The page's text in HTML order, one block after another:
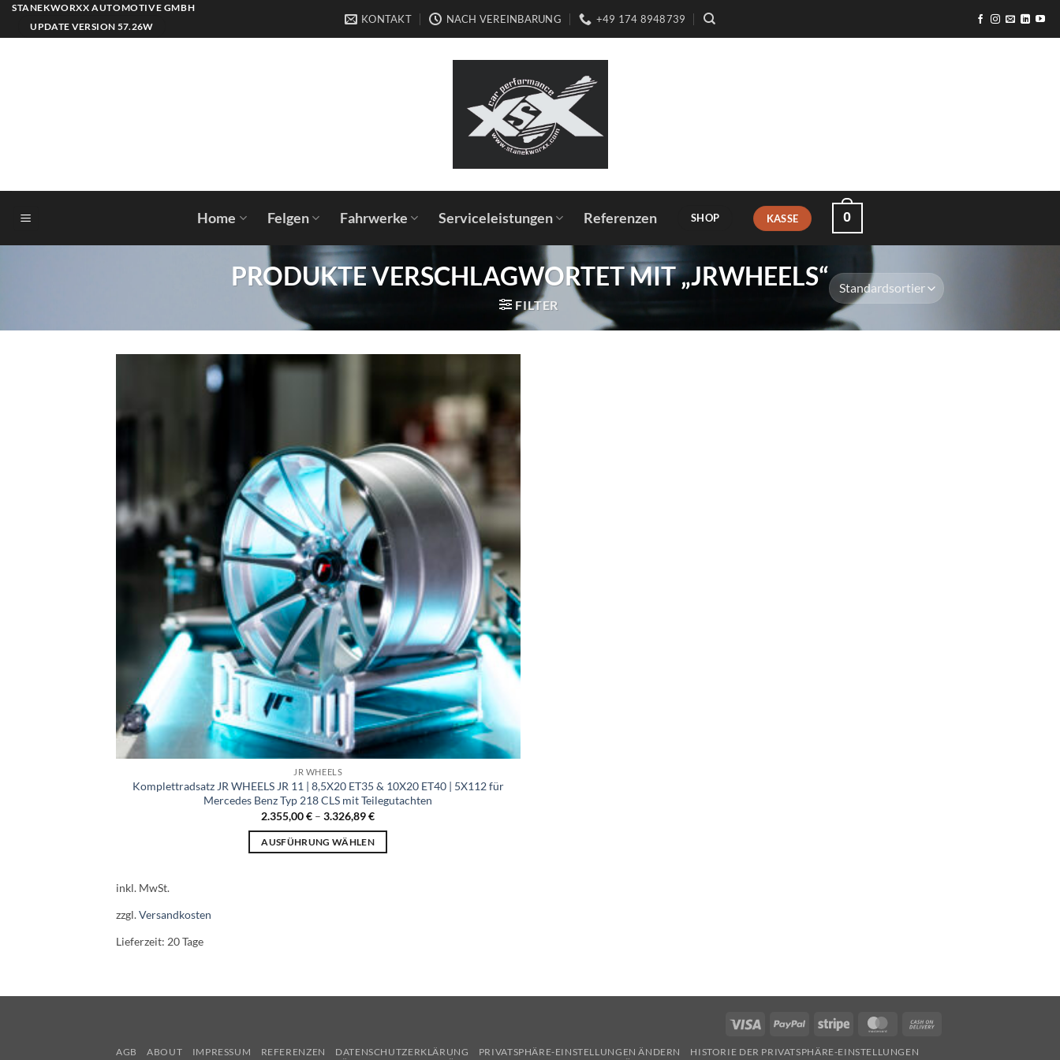
Zum
Inhalt
STANEKWORXX AUTOMOTIVE GMBH
UPDATE VERSION 57.26W
KONTAKT NACH VEREINBARUNG +49 174 8948739
Home Felgen Fahrwerke Serviceleistungen Referenzen SHOP KASSE 0
PRODUKTE VERSCHLAGWORTET MIT „JRWHEELS“
FILTER
JR WHEELS
Komplettradsatz JR WHEELS JR 11 | 8,5X20 ET35 & 10X20 ET40 | 5X112 für
Mercedes Benz Typ 218 CLS mit Teilegutachten
2.355,00€ –3.326,89€
AUSFÜHRUNG WÄHLEN
inkl. MwSt.
zzgl.Versandkosten
Lieferzeit: 20 Tage
Visa PayPal Stripe MasterCard
AGB ABOUT IMPRESSUM REFERENZEN DATENSCHUTZERKLÄRUNG PRIVATSPHÄRE-EINSTELLUNGEN ÄNDERN
HISTORIE DER PRIVATSPHÄRE-EINSTELLUNGEN